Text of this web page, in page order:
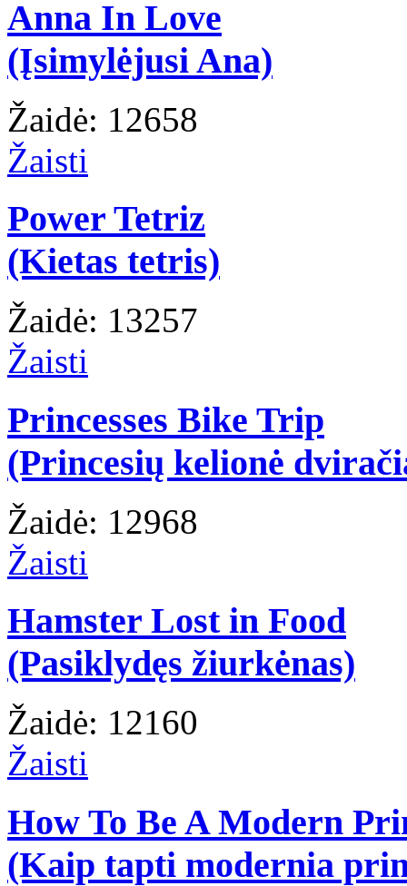
Anna In Love
(Įsimylėjusi Ana)
Žaidė: 12658
Žaisti
Power Tetriz
(Kietas tetris)
Žaidė: 13257
Žaisti
Princesses Bike Trip
(Princesių kelionė
Žaidė: 12968
Žaisti
Hamster Lost in Food
(Pasiklydęs žiurkėnas)
Žaidė: 12160
Žaisti
How To Be A Modern
(Kaip tapti modernia